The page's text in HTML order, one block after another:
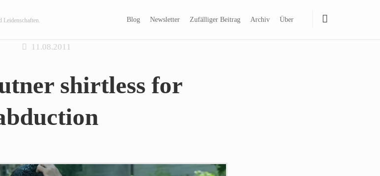
Leidenschaften. Blog Newsletter Zufälliger Beitrag Archiv Über
11.08.2011
shirtless for